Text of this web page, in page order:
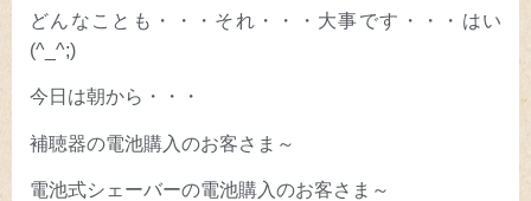
どんなことも・・・それ・・・大事です・・・はい
(^_^;)
今日は朝から・・・
補聴器の電池購入のお客さま～
電池式シェーバーの電池購入のお客さま～